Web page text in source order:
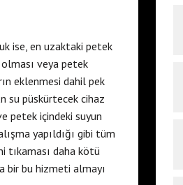
ise, en uzaktaki petek
veya petek
eklenmesi dahil pek
su püskürtecek cihaz
petek içindeki suyun
yapıldığı gibi tüm
tıkaması daha kötü
bir bu hizmeti almayı